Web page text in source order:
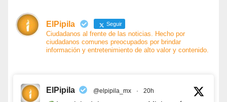
ElPipila Seguir
Ciudadanos al frente de las noticias. Hecho por
ciudadanos comunes preocupados por brindar
información y entretenimiento de alto valor y contenido.
ElPipila @elpipila_mx · 20h